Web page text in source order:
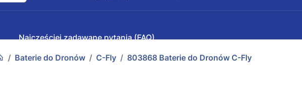
Najczęściej zadawane pytania (FAQ)
Baterie do Dronów C-Fly 803868 Baterie do Dronów C-Fly